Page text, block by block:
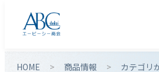
HOME 商品情報 カテゴリ